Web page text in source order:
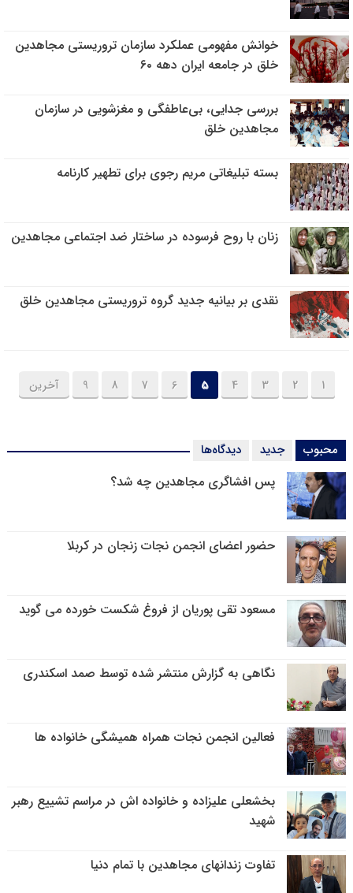
خوانش مفهومی عملکرد سازمان تروریستی مجاهدین
خلق در جامعه ایران دهه ۶۰
بررسی جدایی، بی‌عاطفگی و مغزشویی در سازمان
مجاهدین خلق
بسته تبلیغاتی مریم رجوی برای تطهیر کارنامه
زنان با روح فرسوده در ساختار ضد اجتماعی مجاهدین
نقدی بر بیانیه جدید گروه تروریستی مجاهدین خلق
1
2
3
4
5
6
7
8
9 آخرین
محبوب جدید دیدگاه‌ها
پس افشاگری مجاهدین چه شد؟
حضور اعضای انجمن نجات زنجان در کربلا
مسعود تقی پوریان از فروغ شکست خورده می گوید
نگاهی به گزارش منتشر شده توسط صمد اسکندری
فعالین انجمن نجات همراه همیشگی خانواده ها
بخشعلی علیزاده و خانواده اش در مراسم تشییع رهبر
شهید
تفاوت زندانهای مجاهدین با تمام دنیا